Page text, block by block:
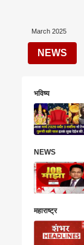
March 2025
NEWS
भविष्य
NEWS
महाराष्ट्र